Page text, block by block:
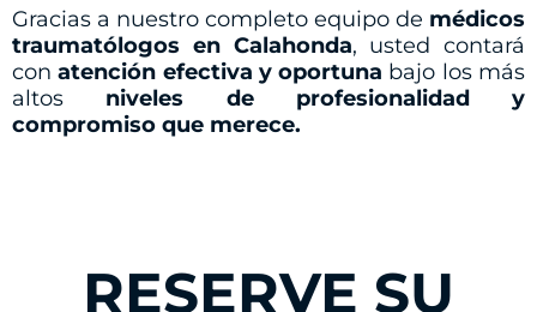
Gracias a nuestro completo equipo de médicos
traumatólogos en Calahonda, usted contará
conatención efectiva y oportuna bajo los más
altos niveles de profesionalidad y
compromiso que merece.
RESERVE SU